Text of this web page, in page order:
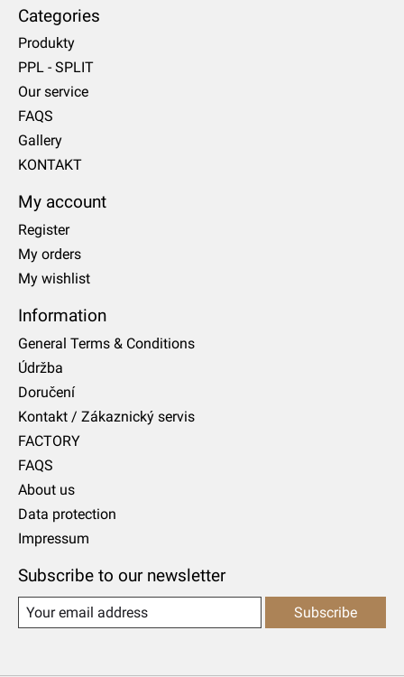
Categories
Produkty
PPL - SPLIT
Our service
FAQS
Gallery
KONTAKT
My account
Register
My orders
My wishlist
Information
General Terms & Conditions
Údržba
Doručení
Kontakt / Zákaznický servis
FACTORY
FAQS
About us
Data protection
Impressum
Subscribe to our newsletter
Subscribe